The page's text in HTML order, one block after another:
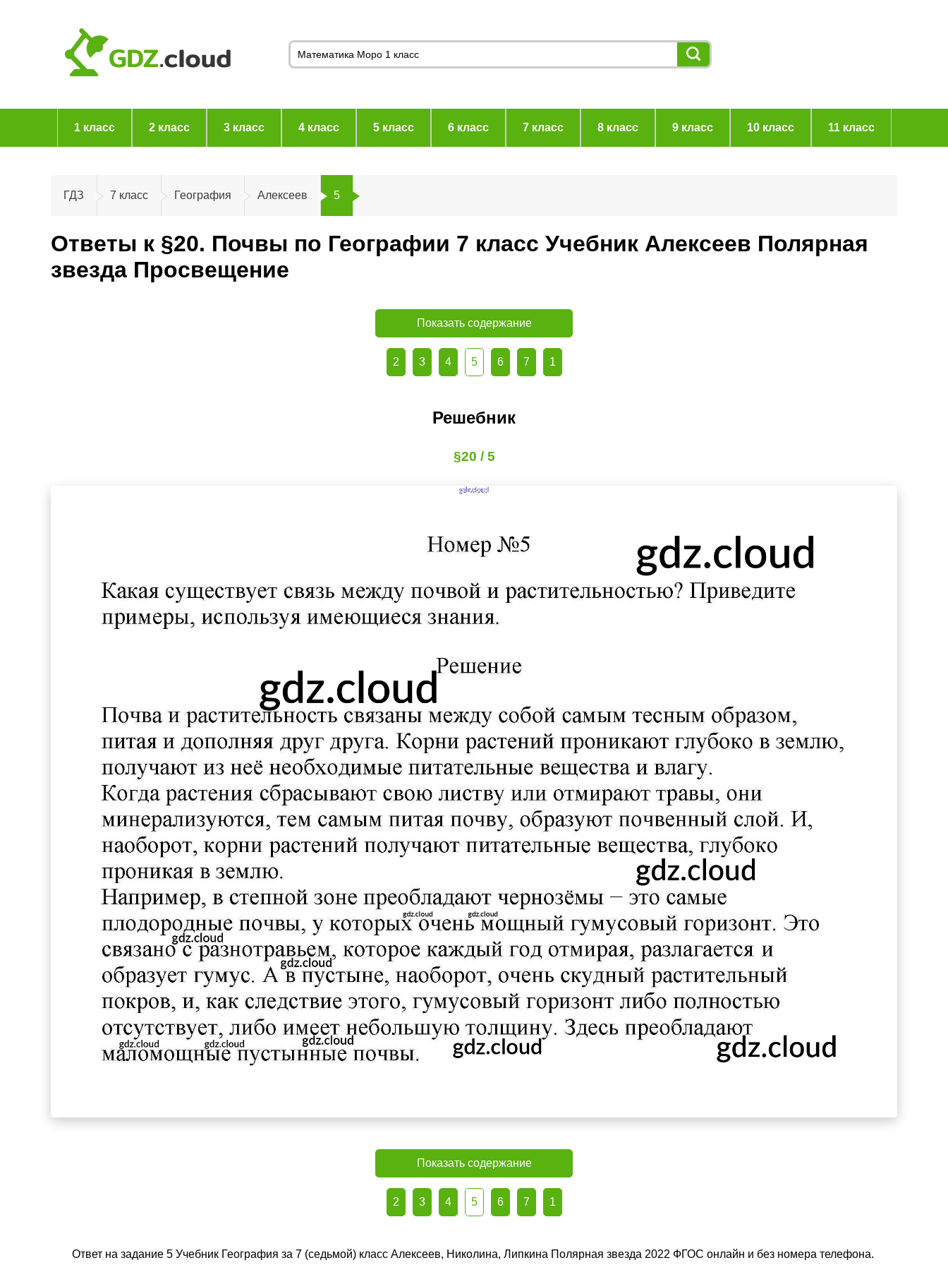
1 класс 2 класс 3 класс 4 класс 5 класс 6 класс 7 класс 8 класс 9 класс 10 класс 11 класс
ГДЗ 7 класс География Алексеев 5
Ответы к §20. Почвы по Географии 7 класс Учебник Алексеев Полярная
звезда Просвещение
Показать содержание
2 3 4 5 6 7 1
Решебник
§20 / 5
Показать содержание
2 3 4 5 6 7 1
Ответ на задание 5 Учебник География за 7 (седьмой) класс Алексеев, Николина, Липкина Полярная звезда 2022 ФГОС онлайн и без номера телефона.